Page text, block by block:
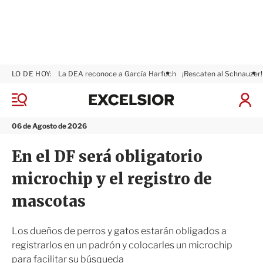
M
n
06 de Agosto de 2026
LO DE HOY: La DEA reconoce a García Harfuch ¡Rescaten al Schnauzer!
I
x
i
r
En el DF será obligatorio
microchip y el registro de
mascotas
Los dueños de perros y gatos estarán obligados a
registrarlos en un padrón y colocarles un microchip
para facilitar su búsqueda